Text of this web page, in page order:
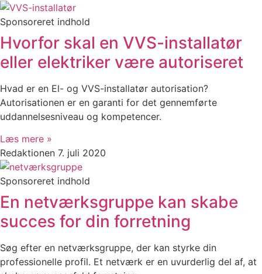
Sponsoreret indhold
Hvorfor skal en VVS-installatør
eller elektriker være autoriseret
Hvad er en El- og VVS-installatør autorisation?
Autorisationen er en garanti for det gennemførte
uddannelsesniveau og kompetencer.
Læs mere »
Redaktionen 7. juli 2020
Sponsoreret indhold
En netværksgruppe kan skabe
succes for din forretning
Søg efter en netværksgruppe, der kan styrke din
professionelle profil. Et netværk er en uvurderlig del af, at